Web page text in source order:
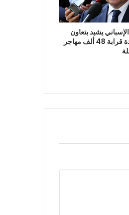
يشيد بتعاون
الرباط في إعادة قرابة 48 ألف مهاجر